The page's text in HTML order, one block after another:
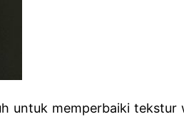
untuk memperbaiki